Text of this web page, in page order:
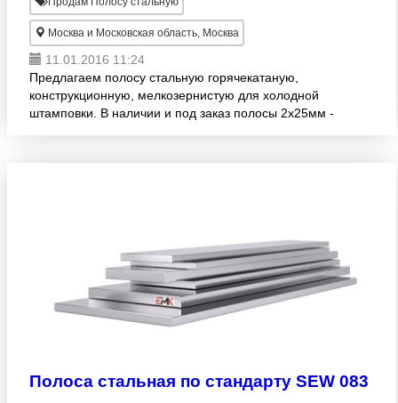
Москва и Московская область, Москва
11.01.2016 11:24
Предлагаем полосу стальную горячекатаную,
конструкционную, мелкозернистую для холодной
штамповки. В наличии и под заказ полосы 2х25мм -
Полоса стальная по стандарту SEW 083